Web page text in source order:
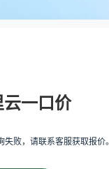
云一口价
败，请联系客服获取报价。